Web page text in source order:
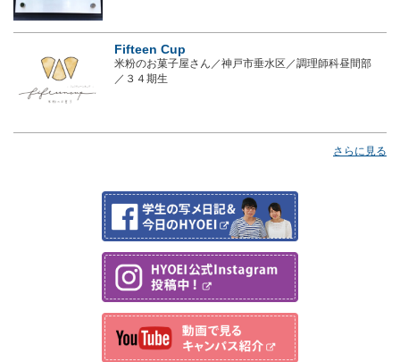
Fifteen Cup
米粉のお菓子屋さん／神戸市垂水区／調理師科昼間部
／３４期生
さらに見る